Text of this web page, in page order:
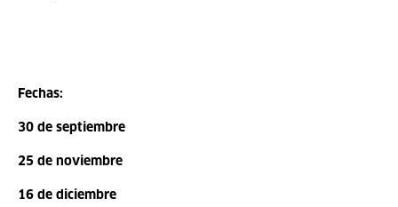
Fechas:
30 de septiembre
25 de noviembre
16 de diciembre